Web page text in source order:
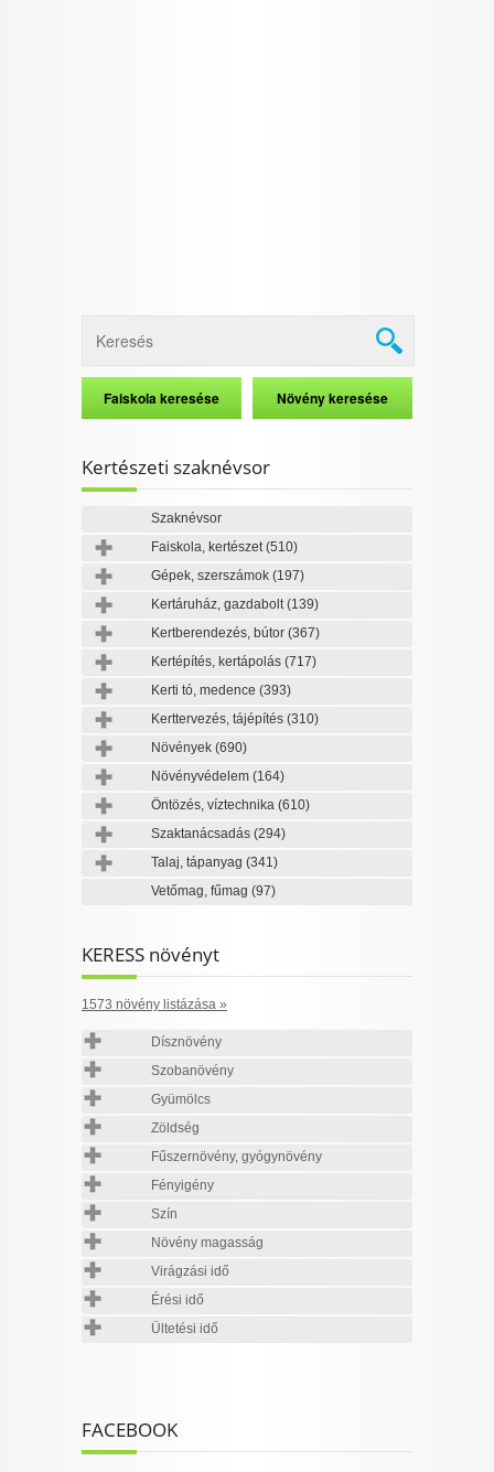
Kertészeti szaknévsor
Szaknévsor
Faiskola, kertészet(510)
Gépek, szerszámok (197)
Kertáruház, gazdabolt(139)
Kertberendezés, bútor (367)
Kertépítés, kertápolás (717)
Kerti tó, medence (393)
Kerttervezés, tájépítés (310)
Növények (690)
Növényvédelem (164)
Öntözés, víztechnika (610)
Szaktanácsadás (294)
Talaj, tápanyag (341)
Vetőmag, fűmag (97)
KERESS növényt
1573 növény listázása »
Dísznövény
Szobanövény
Gyümölcs
Zöldség
Fűszernövény, gyógynövény
Fényigény
Szín
Növény magasság
Virágzási idő
Érési idő
Ültetési idő
FACEBOOK